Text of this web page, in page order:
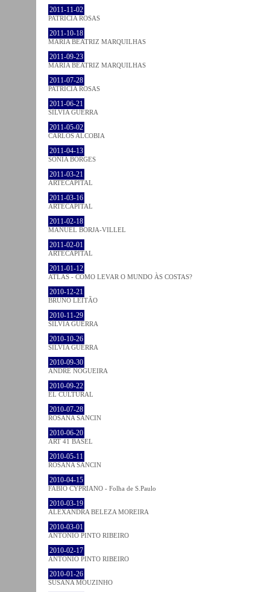
2011-11-02
PATRÍCIA ROSAS
2011-10-18
MARIA BEATRIZ MARQUILHAS
2011-09-23
MARIA BEATRIZ MARQUILHAS
2011-07-28
PATRÍCIA ROSAS
2011-06-21
SÍLVIA GUERRA
2011-05-02
CARLOS ALCOBIA
2011-04-13
SÓNIA BORGES
2011-03-21
ARTECAPITAL
2011-03-16
ARTECAPITAL
2011-02-18
MANUEL BORJA-VILLEL
2011-02-01
ARTECAPITAL
2011-01-12
ATLAS - COMO LEVAR O MUNDO ÀS COSTAS?
2010-12-21
BRUNO LEITÃO
2010-11-29
SÍLVIA GUERRA
2010-10-26
SÍLVIA GUERRA
2010-09-30
ANDRÉ NOGUEIRA
2010-09-22
EL CULTURAL
2010-07-28
ROSANA SANCIN
2010-06-20
ART 41 BASEL
2010-05-11
ROSANA SANCIN
2010-04-15
FABIO CYPRIANO - Folha de S.Paulo
2010-03-19
ALEXANDRA BELEZA MOREIRA
2010-03-01
ANTÓNIO PINTO RIBEIRO
2010-02-17
ANTÓNIO PINTO RIBEIRO
2010-01-26
SUSANA MOUZINHO